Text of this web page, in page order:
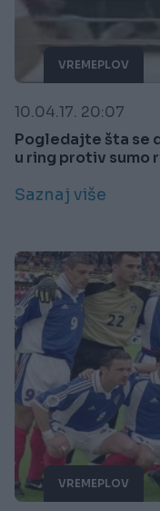
VREMEPLOV
10.04.17. 20:07
Pogledajte šta se
u ring protiv sumo
Saznaj više
VREMEPLOV